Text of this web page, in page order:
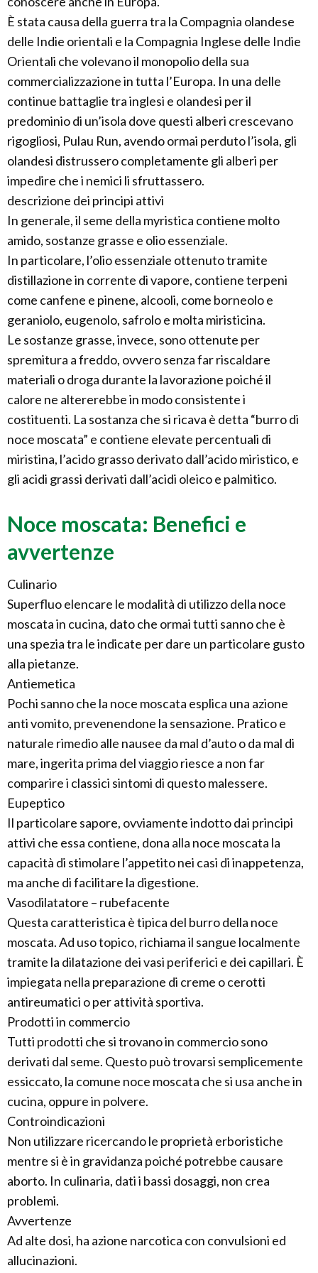
È stata causa della guerra tra la Compagnia olandese
delle Indie orientali e la Compagnia Inglese delle Indie
Orientali che volevano il monopolio della sua
commercializzazione in tutta l’Europa. In una delle
continue battaglie tra inglesi e olandesi per il
predominio di un’isola dove questi alberi crescevano
rigogliosi, Pulau Run, avendo ormai perduto l’isola, gli
olandesi distrussero completamente gli alberi per
impedire che i nemici li sfruttassero.
descrizione dei principi attivi
In generale, il seme della myristica contiene molto
amido, sostanze grasse e olio essenziale.
In particolare, l’olio essenziale ottenuto tramite
distillazione in corrente di vapore, contiene terpeni
come canfene e pinene, alcooli, come borneolo e
geraniolo, eugenolo, safrolo e molta miristicina.
Le sostanze grasse, invece, sono ottenute per
spremitura a freddo, ovvero senza far riscaldare
materiali o droga durante la lavorazione poiché il
calore ne altererebbe in modo consistente i
costituenti. La sostanza che si ricava è detta “burro di
noce moscata” e contiene elevate percentuali di
miristina, l’acido grasso derivato dall’acido miristico, e
gli acidi grassi derivati dall’acidi oleico e palmitico.
Noce moscata: Benefici e
avvertenze
Culinario
Superfluo elencare le modalità di utilizzo della noce
moscata in cucina, dato che ormai tutti sanno che è
una spezia tra le indicate per dare un particolare gusto
alla pietanze.
Antiemetica
Pochi sanno che la noce moscata esplica una azione
anti vomito, prevenendone la sensazione. Pratico e
naturale rimedio alle nausee da mal d’auto o da mal di
mare, ingerita prima del viaggio riesce a non far
comparire i classici sintomi di questo malessere.
Eupeptico
Il particolare sapore, ovviamente indotto dai principi
attivi che essa contiene, dona alla noce moscata la
capacità di stimolare l’appetito nei casi di inappetenza,
ma anche di facilitare la digestione.
Vasodilatatore – rubefacente
Questa caratteristica è tipica del burro della noce
moscata. Ad uso topico, richiama il sangue localmente
tramite la dilatazione dei vasi periferici e dei capillari. È
impiegata nella preparazione di creme o cerotti
antireumatici o per attività sportiva.
Prodotti in commercio
Tutti prodotti che si trovano in commercio sono
derivati dal seme. Questo può trovarsi semplicemente
essiccato, la comune noce moscata che si usa anche in
cucina, oppure in polvere.
Controindicazioni
Non utilizzare ricercando le proprietà erboristiche
mentre si è in gravidanza poiché potrebbe causare
aborto. In culinaria, dati i bassi dosaggi, non crea
problemi.
Avvertenze
Ad alte dosi, ha azione narcotica con convulsioni ed
allucinazioni.